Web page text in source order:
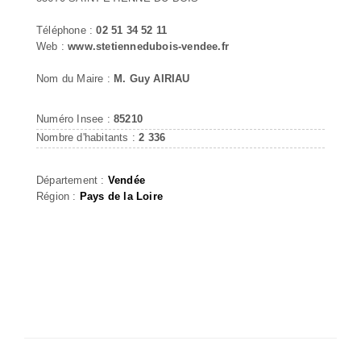
Téléphone :02 51 34 52 11
Web :www.stetiennedubois-vendee.fr
Nom du Maire : M. Guy AIRIAU
Numéro Insee : 85210
Nombre d'habitants :2 336
Département : Vendée
Région : Pays de la Loire